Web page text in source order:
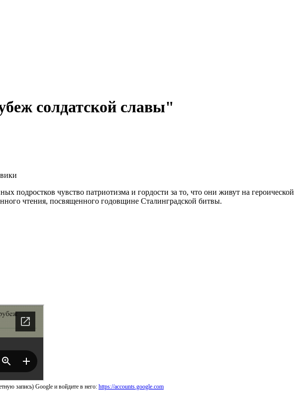
солдатской славы"
подростков чувство патриотизма и гордости за то, что они живут на героической
чтения, посвященного годовщине Сталинградской битвы.
запись) Google и войдите в него: https://accounts.google.com